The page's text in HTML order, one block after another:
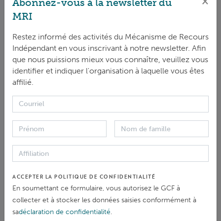
Climate redress in Africa with the IRM of the
GCF
14 August 2024 / Virtual
MRI
Restez informé des activités du Mécanisme de Recours
Indépendant en vous inscrivant à notre newsletter. Afin
que nous puissions mieux vous connaître, veuillez vous
identifier et indiquer l'organisation à laquelle vous êtes
affilié.
ACCEPTER LA POLITIQUE DE CONFIDENTIALITÉ
En soumettant ce formulaire, vous autorisez le GCF à
collecter et à stocker les données saisies conformément à
sadéclaration de confidentialité.